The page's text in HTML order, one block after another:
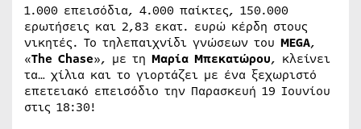
1.000 επεισόδια, 4.000 παίκτες, 150.000
ερωτήσεις και 2,83 εκατ. ευρώ κέρδη στους
νικητές. Το τηλεπαιχνίδι γνώσεων του MEGA,
«The Chase», με τη Μαρία Μπεκατώρου, κλείνει
τα… χίλια και το γιορτάζει με ένα ξεχωριστό
επετειακό επεισόδιο την Παρασκευή 19 Ιουνίου
στις 18:30!